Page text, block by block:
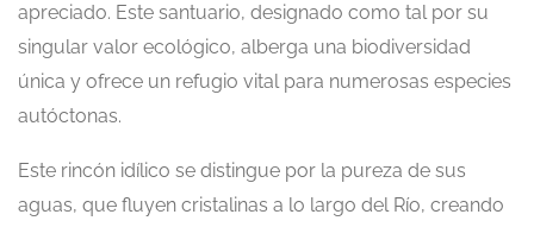
apreciado. Este santuario, designado como tal por su
singular valor ecológico, alberga una biodiversidad
única y ofrece un refugio vital para numerosas especies
autóctonas.
Este rincón idílico se distingue por la pureza de sus
aguas, que fluyen cristalinas a lo largo del Río, creando